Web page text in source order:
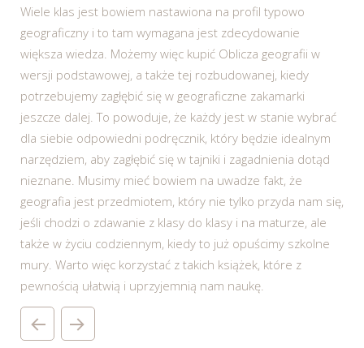
Wiele klas jest bowiem nastawiona na profil typowo
geograficzny i to tam wymagana jest zdecydowanie
większa wiedza. Możemy więc kupić Oblicza geografii w
wersji podstawowej, a także tej rozbudowanej, kiedy
potrzebujemy zagłębić się w geograficzne zakamarki
jeszcze dalej. To powoduje, że każdy jest w stanie wybrać
dla siebie odpowiedni podręcznik, który będzie idealnym
narzędziem, aby zagłębić się w tajniki i zagadnienia dotąd
nieznane. Musimy mieć bowiem na uwadze fakt, że
geografia jest przedmiotem, który nie tylko przyda nam się,
jeśli chodzi o zdawanie z klasy do klasy i na maturze, ale
także w życiu codziennym, kiedy to już opuścimy szkolne
mury. Warto więc korzystać z takich książek, które z
pewnością ułatwią i uprzyjemnią nam naukę.